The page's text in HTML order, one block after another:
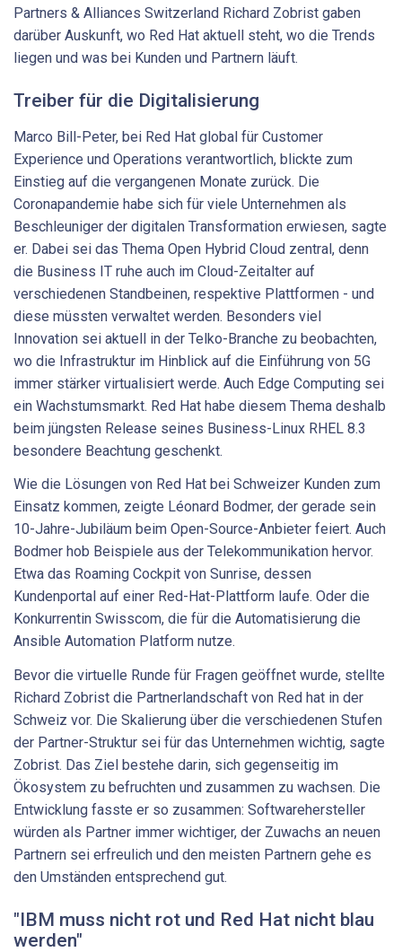
Partners & Alliances Switzerland Richard Zobrist gaben
darüber Auskunft, wo Red Hat aktuell steht, wo die Trends
liegen und was bei Kunden und Partnern läuft.
Treiber für die Digitalisierung
Marco Bill-Peter, bei Red Hat global für Customer
Experience und Operations verantwortlich, blickte zum
Einstieg auf die vergangenen Monate zurück. Die
Coronapandemie habe sich für viele Unternehmen als
Beschleuniger der digitalen Transformation erwiesen, sagte
er. Dabei sei das Thema Open Hybrid Cloud zentral, denn
die Business IT ruhe auch im Cloud-Zeitalter auf
verschiedenen Standbeinen, respektive Plattformen - und
diese müssten verwaltet werden. Besonders viel
Innovation sei aktuell in der Telko-Branche zu beobachten,
wo die Infrastruktur im Hinblick auf die Einführung von 5G
immer stärker virtualisiert werde. Auch Edge Computing sei
ein Wachstumsmarkt. Red Hat habe diesem Thema deshalb
beim jüngsten Release seines Business-Linux RHEL 8.3
besondere Beachtung geschenkt.
Wie die Lösungen von Red Hat bei Schweizer Kunden zum
Einsatz kommen, zeigte Léonard Bodmer, der gerade sein
10-Jahre-Jubiläum beim Open-Source-Anbieter feiert. Auch
Bodmer hob Beispiele aus der Telekommunikation hervor.
Etwa das Roaming Cockpit von Sunrise, dessen
Kundenportal auf einer Red-Hat-Plattform laufe. Oder die
Konkurrentin Swisscom, die für die Automatisierung die
Ansible Automation Platform nutze.
Bevor die virtuelle Runde für Fragen geöffnet wurde, stellte
Richard Zobrist die Partnerlandschaft von Red hat in der
Schweiz vor. Die Skalierung über die verschiedenen Stufen
der Partner-Struktur sei für das Unternehmen wichtig, sagte
Zobrist. Das Ziel bestehe darin, sich gegenseitig im
Ökosystem zu befruchten und zusammen zu wachsen. Die
Entwicklung fasste er so zusammen: Softwarehersteller
würden als Partner immer wichtiger, der Zuwachs an neuen
Partnern sei erfreulich und den meisten Partnern gehe es
den Umständen entsprechend gut.
"IBM muss nicht rot und Red Hat nicht blau
werden"